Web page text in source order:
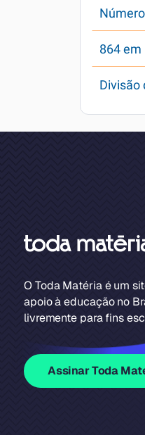
864
Divisão
O Toda Matéria é um
apoio à educação no
livremente para fins
Assinar Toda